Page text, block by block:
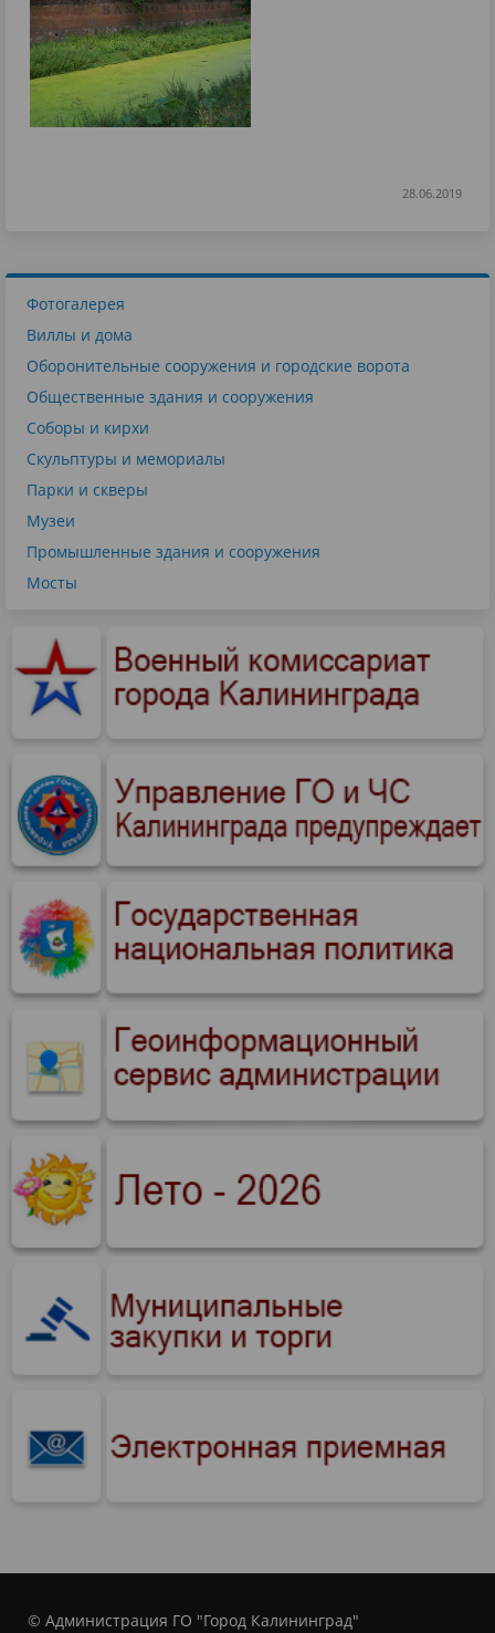
28.06.2019
Фотогалерея
Виллы и дома
Оборонительные сооружения и городские ворота
Общественные здания и сооружения
Соборы и кирхи
Скульптуры и мемориалы
Парки и скверы
Музеи
Промышленные здания и сооружения
Мосты
© Администрация ГО "Город Калининград"